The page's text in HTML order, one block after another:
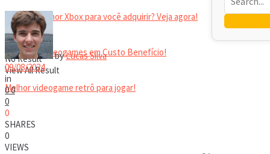
No Result
View All Result
Qual é o melhor Xbox para você adquirir? Veja agora!
Melhores Videogames em Custo Benefício!
Melhor videogame retrô para jogar!
VIDEOGAMES PORTÁTEIS
byLucas Silva
09/08/2024
in
00
0
0
SHARES
0
VIEWS